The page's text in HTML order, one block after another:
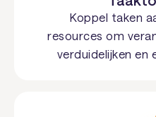
Koppel taken
resources om
verduidelijken en